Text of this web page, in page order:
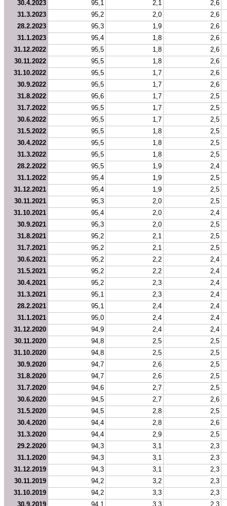
30.4.2023
95,1 2,1
2,6
31.3.2023
95,2 2,0
2,6
28.2.2023
95,3 1,9
2,6
31.1.2023
95,4 1,8
2,6
31.12.2022
95,5 1,8
2,6
30.11.2022
95,5 1,8
2,6
31.10.2022
95,5 1,7
2,6
30.9.2022
95,5 1,7
2,6
31.8.2022
95,6 1,7
2,5
31.7.2022
95,5 1,7
2,5
30.6.2022
95,5 1,7
2,5
31.5.2022
95,5 1,8
2,5
30.4.2022
95,5 1,8
2,5
31.3.2022
95,5 1,8
2,5
28.2.2022
95,5 1,9
2,4
31.1.2022
95,4 1,9
2,5
31.12.2021
95,4 1,9
2,5
30.11.2021
95,3 2,0
2,5
31.10.2021
95,4 2,0
2,4
30.9.2021
95,3 2,0
2,5
31.8.2021
95,2 2,1
2,5
31.7.2021
95,2 2,1
2,5
30.6.2021
95,2 2,2
2,4
31.5.2021
95,2 2,2
2,4
30.4.2021
95,2 2,3
2,4
31.3.2021
95,1 2,3
2,4
28.2.2021
95,1 2,4
2,4
31.1.2021
95,0 2,4
2,4
31.12.2020
94,9 2,4
2,4
30.11.2020
94,8 2,5
2,5
31.10.2020
94,8 2,5
2,5
30.9.2020
94,7 2,6
2,5
31.8.2020
94,7 2,6
2,5
31.7.2020
94,6 2,7
2,5
30.6.2020
94,5 2,7
2,6
31.5.2020
94,5 2,8
2,5
30.4.2020
94,4 2,8
2,6
31.3.2020
94,4 2,9
2,5
29.2.2020
94,3 3,1
2,3
31.1.2020
94,3 3,1
2,3
31.12.2019
94,3 3,1
2,3
30.11.2019
94,2 3,2
2,3
31.10.2019
94,2 3,3
2,3
30.9.2019
94,1 3,3 2,3